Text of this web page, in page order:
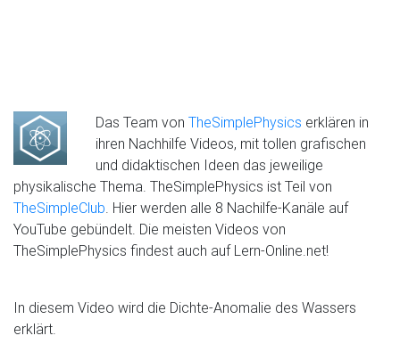
Das Team von TheSimplePhysics erklären in
ihren Nachhilfe Videos, mit tollen grafischen
und didaktischen Ideen das jeweilige
physikalische Thema. TheSimplePhysics ist Teil von
TheSimpleClub. Hier werden alle 8 Nachilfe-Kanäle auf
YouTube gebündelt. Die meisten Videos von
TheSimplePhysics findest auch auf Lern-Online.net!
In diesem Video wird die Dichte-Anomalie des Wassers
erklärt.